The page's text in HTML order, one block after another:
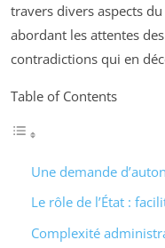
travers divers aspects du
abordant les attentes
contradictions qui en
Table of Contents
Une demande
Le rôle de l’État :
Complexité